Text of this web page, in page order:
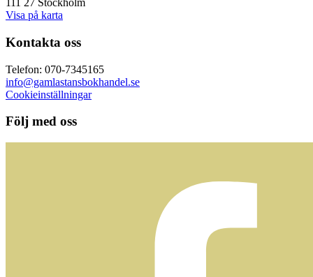
111 27 Stockholm
Visa på karta
Kontakta oss
Telefon: 070-7345165
info@gamlastansbokhandel.se
Cookieinställningar
Följ med oss